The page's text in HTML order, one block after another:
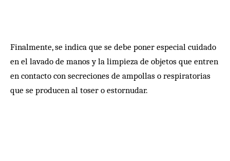
Finalmente, se indica que se debe poner especial cuidado
en el lavado de manos y la limpieza de objetos que entren
en contacto con secreciones de ampollas o respiratorias
que se producen al toser o estornudar.